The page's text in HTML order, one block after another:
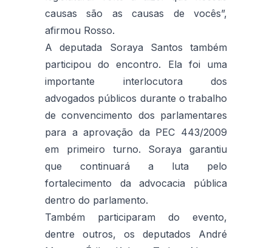
causas são as causas de vocês”,
afirmou Rosso.
A deputada Soraya Santos também
participou do encontro. Ela foi uma
importante interlocutora dos
advogados públicos durante o trabalho
de convencimento dos parlamentares
para a aprovação da PEC 443/2009
em primeiro turno. Soraya garantiu
que continuará a luta pelo
fortalecimento da advocacia pública
dentro do parlamento.
Também participaram do evento,
dentre outros, os deputados André